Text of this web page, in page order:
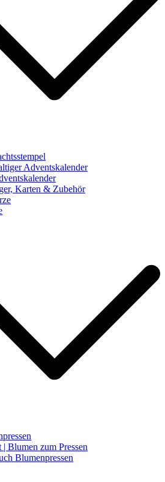
Adventskalender
Karten & Zubehör
| Blumen zum Pressen
Blumenpressen